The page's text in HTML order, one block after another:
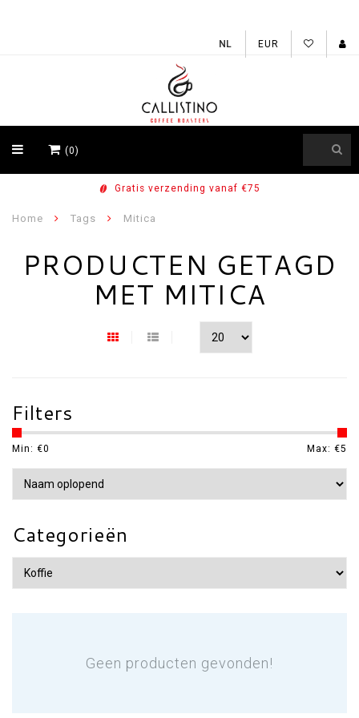
EUR
(0)
Gratis verzending vanaf €75
Home Tags Mitica
PRODUCTEN GETAGD
MET MITICA
Filters
Min: €0 Max: €5
Categorieën
Geen producten gevonden!